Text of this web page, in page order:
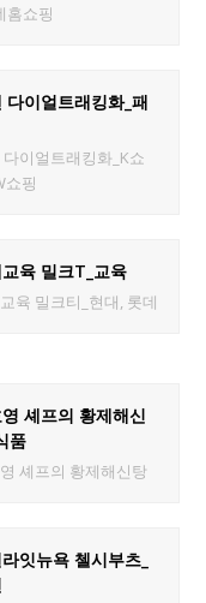
홈쇼핑
다이얼트래킹화_패
다이얼트래킹화_K쇼
쇼핑
육 밀크T_교육
육 밀크티_현대, 롯데
셰프의 황제해신
품
셰프의 황제해신탕
잇뉴욕 첼시부츠_